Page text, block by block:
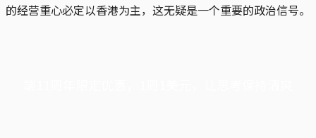
的经营重心必定以香港为主，这无疑是一个重要的政治信号。